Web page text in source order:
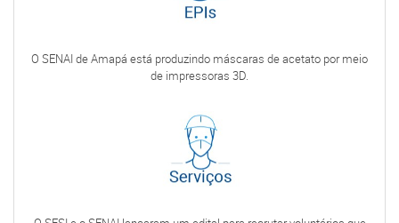
O SENAI de Amapá está produzindo máscaras de acetato por meio
de impressoras 3D.